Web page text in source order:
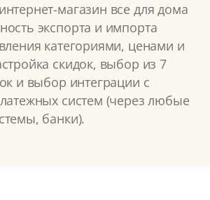
магазин все для дома
экспорта и импорта
категориями, ценами и
скидок, выбор из 7
и выбор интеграции с
систем (через любые
банки).